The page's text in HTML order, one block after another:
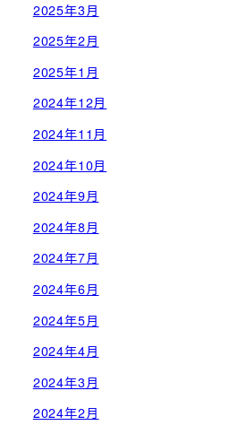
2025年3月
2025年2月
2025年1月
2024年12月
2024年11月
2024年10月
2024年9月
2024年8月
2024年7月
2024年6月
2024年5月
2024年4月
2024年3月
2024年2月